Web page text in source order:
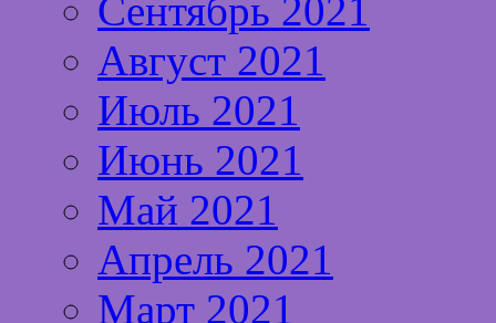
Сентябрь 2021
Август 2021
Июль 2021
Июнь 2021
Май 2021
Апрель 2021
Март 2021